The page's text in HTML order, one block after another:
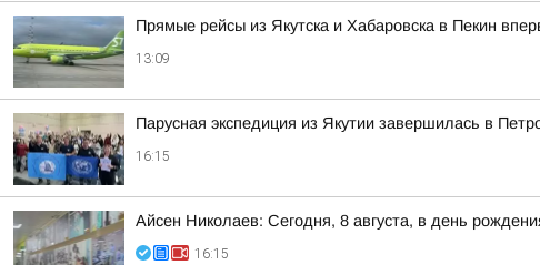
Прямые рейсы из Якутска и Хабаровска в Пекин
13:09
Парусная экспедиция из Якутии завершилась в
16:15
Айсен Николаев: Сегодня, 8 августа, в день
16:15